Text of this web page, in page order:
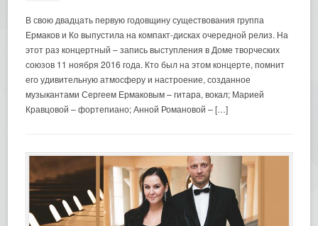
В свою двадцать первую годовщину существования группа
Ермаков и Ко выпустила на компакт-дисках очередной релиз. На
этот раз концертный – запись выступления в Доме творческих
союзов 11 ноября 2016 года. Кто был на этом концерте, помнит
его удивительную атмосферу и настроение, созданное
музыкантами Сергеем Ермаковым – гитара, вокал; Марией
Кравцовой – фортепиано; Анной Романовой – […]